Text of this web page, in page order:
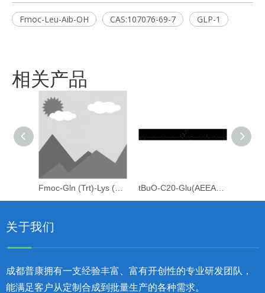
Fmoc-Leu-Aib-OH CAS:107076-69-7 GLP-1
相关产品
关于我们
成都普康拥有一支经验丰富、富有开创性的专业研发团队，
能满足客户从定制合成到批量生产的各种需求。